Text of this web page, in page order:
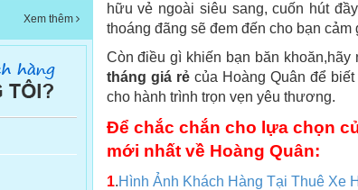
Xem thêm
hữu vẻ ngoài siêu sang, cuốn hút
thoáng đãng sẽ đem đến cho bạn
Còn điều gì khiến bạn băn
tháng giá rẻcủa Hoàng Quân để
cho hành trình trọn vẹn yêu thương.
Để chắc chắn cho lựa chọn
mới nhất về Hoàng Quân:
1.Hình Ảnh Khách Hàng Tại Thuê Xe